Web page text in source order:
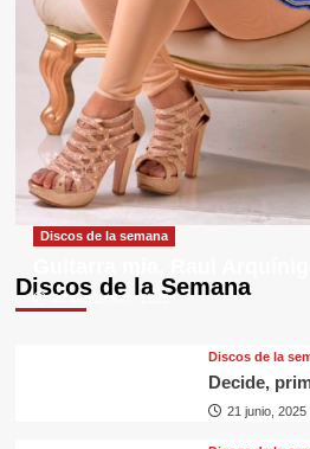
Discos de la Semana
Discos de la semana
29 septiembre, 2025
Discos de la
Decide,
21 junio, 2025